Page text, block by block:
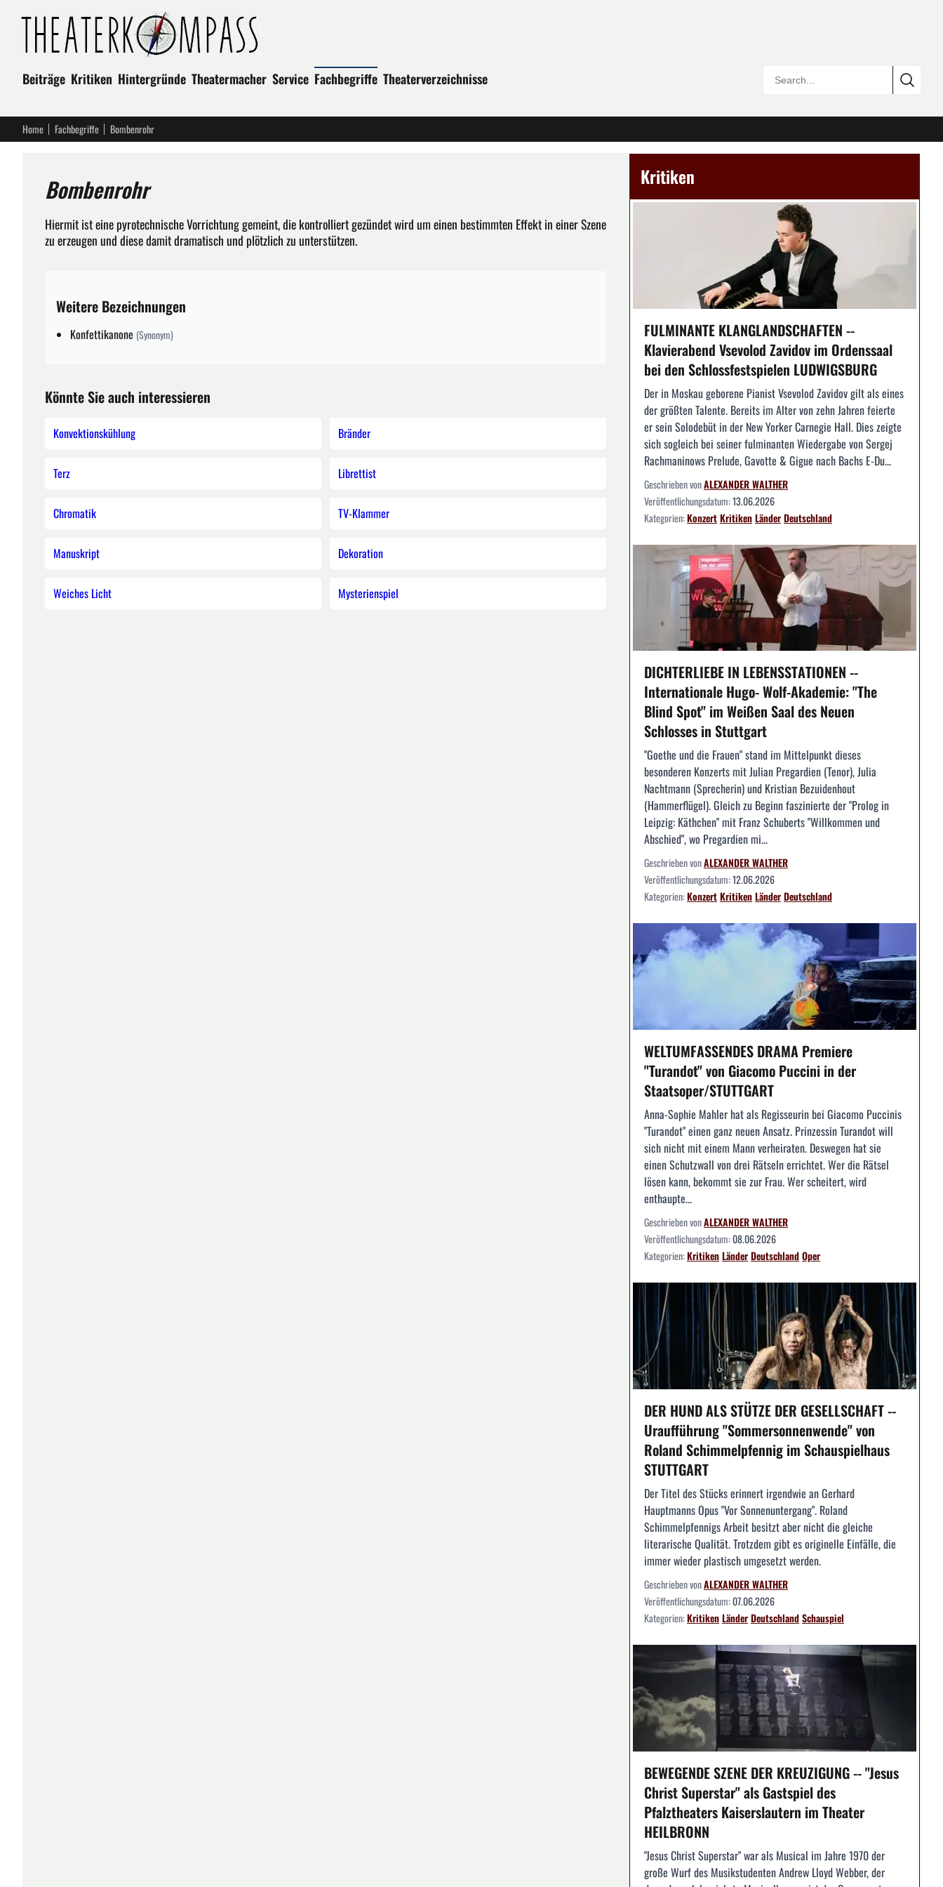
Beiträge Kritiken Hintergründe Theatermacher Service Fachbegriffe Theaterverzeichnisse
Home Fachbegriffe Bombenrohr
Bombenrohr
Hiermit ist eine pyrotechnische Vorrichtung gemeint, die kontrolliert gezündet wird um einen bestimmten Effekt in einer Szene
zu erzeugen und diese damit dramatisch und plötzlich zu unterstützen.
Weitere Bezeichnungen
Konfettikanone (Synonym)
Könnte Sie auch interessieren
Konvektionskühlung Bränder
Terz Librettist
Chromatik TV-Klammer
Manuskript Dekoration
Weiches Licht Mysterienspiel
Kritiken
FULMINANTE KLANGLANDSCHAFTEN --
Klavierabend Vsevolod Zavidov im Ordenssaal
bei den Schlossfestspielen LUDWIGSBURG
Der in Moskau geborene Pianist Vsevolod Zavidov gilt als eines
der größten Talente. Bereits im Alter von zehn Jahren feierte
er sein Solodebüt in der New Yorker Carnegie Hall. Dies zeigte
sich sogleich bei seiner fulminanten Wiedergabe von Sergej
Rachmaninows Prelude, Gavotte & Gigue nach Bachs E-Du...
Geschrieben vonALEXANDER WALTHER
Veröffentlichungsdatum:13.06.2026
Kategorien:KonzertKritikenLänderDeutschland
DICHTERLIEBE IN LEBENSSTATIONEN --
Internationale Hugo- Wolf-Akademie: "The
Blind Spot" im Weißen Saal des Neuen
Schlosses in Stuttgart
"Goethe und die Frauen" stand im Mittelpunkt dieses
besonderen Konzerts mit Julian Pregardien (Tenor), Julia
Nachtmann (Sprecherin) und Kristian Bezuidenhout
(Hammerflügel). Gleich zu Beginn faszinierte der "Prolog in
Leipzig: Käthchen" mit Franz Schuberts "Willkommen und
Abschied", wo Pregardien mi...
Geschrieben vonALEXANDER WALTHER
Veröffentlichungsdatum:12.06.2026
Kategorien:KonzertKritikenLänderDeutschland
WELTUMFASSENDES DRAMA Premiere
"Turandot" von Giacomo Puccini in der
Staatsoper/STUTTGART
Anna-Sophie Mahler hat als Regisseurin bei Giacomo Puccinis
"Turandot" einen ganz neuen Ansatz. Prinzessin Turandot will
sich nicht mit einem Mann verheiraten. Deswegen hat sie
einen Schutzwall von drei Rätseln errichtet. Wer die Rätsel
lösen kann, bekommt sie zur Frau. Wer scheitert, wird
enthaupte...
Geschrieben vonALEXANDER WALTHER
Veröffentlichungsdatum:08.06.2026
Kategorien:KritikenLänderDeutschlandOper
DER HUND ALS STÜTZE DER GESELLSCHAFT --
Uraufführung "Sommersonnenwende" von
Roland Schimmelpfennig im Schauspielhaus
STUTTGART
Der Titel des Stücks erinnert irgendwie an Gerhard
Hauptmanns Opus "Vor Sonnenuntergang". Roland
Schimmelpfennigs Arbeit besitzt aber nicht die gleiche
literarische Qualität. Trotzdem gibt es originelle Einfälle, die
immer wieder plastisch umgesetzt werden.
Geschrieben vonALEXANDER WALTHER
Veröffentlichungsdatum:07.06.2026
Kategorien:KritikenLänderDeutschlandSchauspiel
BEWEGENDE SZENE DER KREUZIGUNG -- "Jesus
Christ Superstar" als Gastspiel des
Pfalztheaters Kaiserslautern im Theater
HEILBRONN
"Jesus Christ Superstar" war als Musical im Jahre 1970 der
große Wurf des Musikstudenten Andrew Lloyd Webber, der